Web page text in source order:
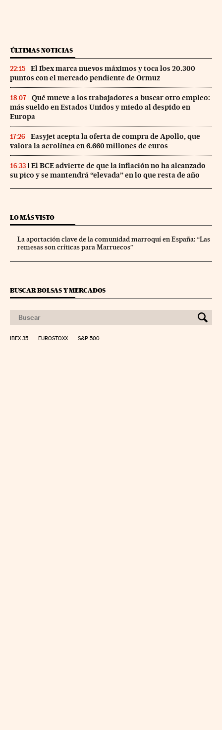
ÚLTIMAS NOTICIAS
22:15
El Ibex marca nuevos máximos y toca los 20.300
puntos con el mercado pendiente de Ormuz
18:07
Qué mueve a los trabajadores a buscar otro empleo:
más sueldo en Estados Unidos y miedo al despido en
Europa
17:26
Easyjet acepta la oferta de compra de Apollo, que
valora la aerolínea en 6.660 millones de euros
16:33
El BCE advierte de que la inflación no ha alcanzado
su pico y se mantendrá “elevada” en lo que resta de año
LO MÁS VISTO
La aportación clave de la comunidad marroquí en España: “Las
remesas son críticas para Marruecos”
BUSCAR BOLSAS Y MERCADOS
IBEX 35 EUROSTOXX S&P 500